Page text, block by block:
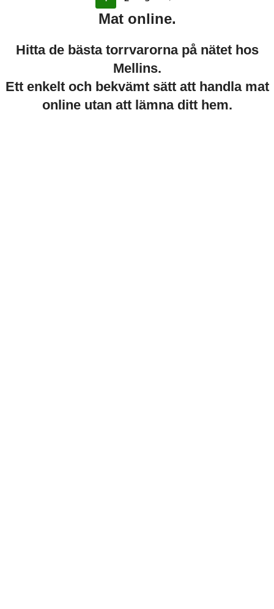
Mat online.
Hitta de bästa torrvarorna på nätet hos
Mellins.
Ett enkelt och bekvämt sätt att handla mat
online utan att lämna ditt hem.